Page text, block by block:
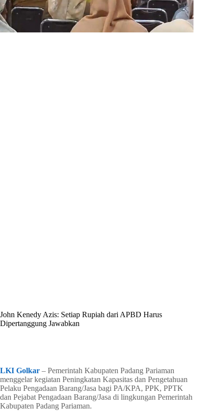
John Kenedy Azis: Setiap Rupiah dari APBD Harus
Dipertanggung Jawabkan
LKI Golkar – Pemerintah Kabupaten Padang Pariaman
menggelar kegiatan Peningkatan Kapasitas dan Pengetahuan
Pelaku Pengadaan Barang/Jasa bagi PA/KPA, PPK, PPTK
dan Pejabat Pengadaan Barang/Jasa di lingkungan Pemerintah
Kabupaten Padang Pariaman.